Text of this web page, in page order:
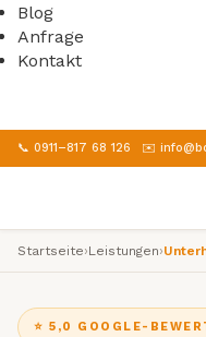
Blog
Anfrage
Kontakt
📞 0911–817 68 126 ✉️
Startseite›Leistungen›
⭐ 5,0 GOOGLE-